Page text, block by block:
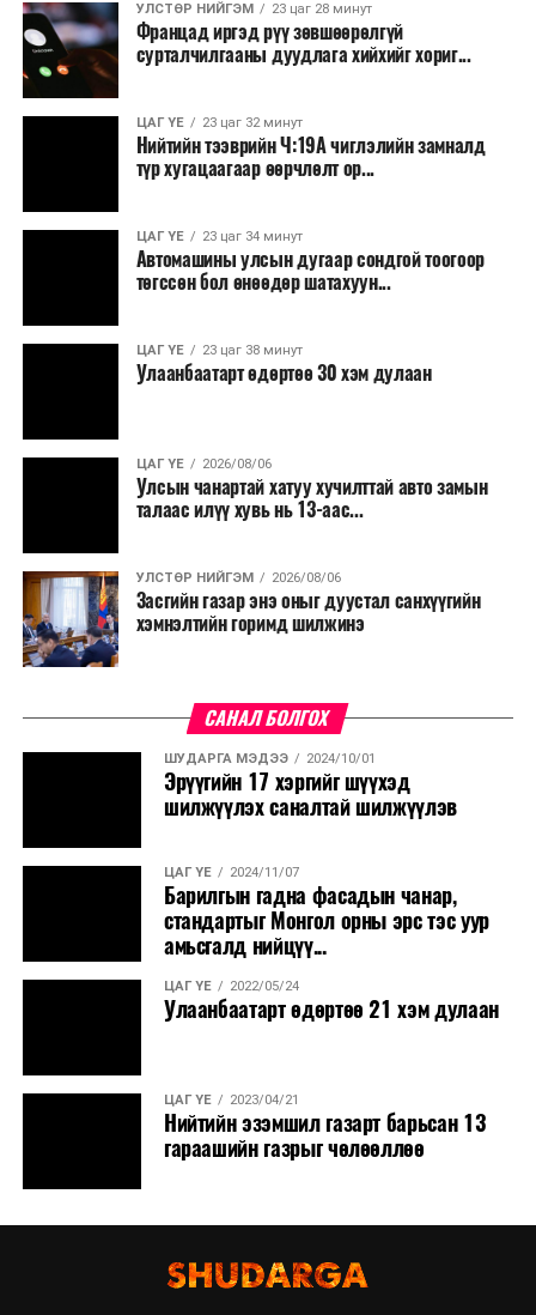
Санхүүгийн хэмнэлтийн горимыг 2026 оны
арванхоёрдугаар сарын 31 хүртэл мөрдөнө. Харин
эрүүл мэндийн салбар уг хэмнэлтийн горимд
хамрагдахгүй бөгөөд цэцэрлэг, сургуулийн хүүхдийн
эрт илрүүлэг, вакцинжуулалт, томуу, томуу төст
өвчний эсрэг арга хэмжээ зэрэг зайлшгүй
үргэлжилнэ гэж Ерөнхий сайд Н.Учрал онцоллоо.
Мөн бүх шатны төсвийн ерөнхийлөн захирагч нарт
салбар бүрдээ урсгал зардлыг 20 хувиар бууруулах,
нөхөн томилгоо хийхгүй байх, аялал, амралт, зугаалга,
хамт олны урлаг, спортын арга хэмжээг зохион
байгуулахгүй байх, төрийн албанд шинэ орон тоо бий
сургалтыг цахим хэлбэрт шилжүүлэх, төрийн албан
хаагчдыг зарим өдрүүдэд цахимаар ажиллуулах арга
хэмжээг үргэлжлүүлэхийг үүрэг болголоо.
Төсвийн сахилга бат сайжирч, эдийн засгийн нөхцөл
байдал хэвийн болсон тохиолдолд эдгээр
хязгаарлалтыг үе шаттайгаар сулруулах юм.
УЛСТӨР НИЙГЭМ 23 цаг 28 минут
Францад иргэд рүү зөвшөөрөлгүй
сурталчилгааны дуудлага хийхийг хориг...
ЦАГ ҮЕ 23 цаг 32 минут
Нийтийн тээврийн Ч:19А чиглэлийн замналд
түр хугацаагаар өөрчлөлт ор...
ЦАГ ҮЕ 23 цаг 34 минут
Автомашины улсын дугаар сондгой тоогоор
төгссөн бол өнөөдөр шатахуун...
ЦАГ ҮЕ 23 цаг 38 минут
Улаанбаатарт өдөртөө 30 хэм дулаан
ЦАГ ҮЕ 2026/08/06
Улсын чанартай хатуу хучилттай авто замын
талаас илүү хувь нь 13-аас...
УЛСТӨР НИЙГЭМ 2026/08/06
Засгийн газар энэ оныг дуустал санхүүгийн
хэмнэлтийн горимд шилжинэ
САНАЛ БОЛГОХ
ШУДАРГА МЭДЭЭ 2024/10/01
Эрүүгийн 17 хэргийг шүүхэд
шилжүүлэх саналтай шилжүүлэв
ЦАГ ҮЕ 2024/11/07
Барилгын гадна фасадын чанар,
стандартыг Монгол орны эрс тэс уур
амьсгалд нийцүү...
ЦАГ ҮЕ 2022/05/24
Улаанбаатарт өдөртөө 21 хэм дулаан
ЦАГ ҮЕ 2023/04/21
Нийтийн эзэмшил газарт барьсан 13
гараашийн газрыг чөлөөллөө